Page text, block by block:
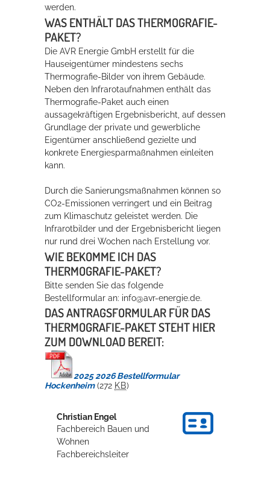
mehr dazu...werden.
WAS ENTHÄLT DAS THERMOGRAFIE-
PAKET?
Die AVR Energie GmbH erstellt für die
Hauseigentümer mindestens sechs
Thermografie-Bilder von ihrem Gebäude.
Neben den Infrarotaufnahmen enthält das
Thermografie-Paket auch einen
aussagekräftigen Ergebnisbericht, auf dessen
Grundlage der private und gewerbliche
Eigentümer anschließend gezielte und
konkrete Energiesparmaßnahmen einleiten
kann.
Durch die Sanierungsmaßnahmen können so
CO2-Emissionen verringert und ein Beitrag
zum Klimaschutz geleistet werden. Die
Infrarotbilder und der Ergebnisbericht liegen
nur rund drei Wochen nach Erstellung vor.
WIE BEKOMME ICH DAS
THERMOGRAFIE-PAKET?
Bitte senden Sie das folgende
Bestellformular an: info@avr-energie.de.
DAS ANTRAGSFORMULAR FÜR DAS
THERMOGRAFIE-PAKET STEHT HIER
ZUM DOWNLOAD BEREIT:
2025 2026 Bestellformular
Hockenheim (272 KB)
Christian Engel
Fachbereich Bauen und
Wohnen
Fachbereichsleiter